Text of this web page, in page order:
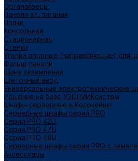
Органайзеры
Панели эл. питания
Полки
Консольная
Стационарная
Стенки
Уголки опорные (направляющие) для
Фальш-панели
Шина заземления
Щеточный ввод
Универсальные электротехнические
Решения на базе УЭШ МИКсистем
Шкафы серверные и Колокейшн
Серверные шкафы серия PRO
Серия PRO 42U
Серия PRO 47U
Серия PRO 48U
Серверные шкафы серии PRO с
Аксессуары